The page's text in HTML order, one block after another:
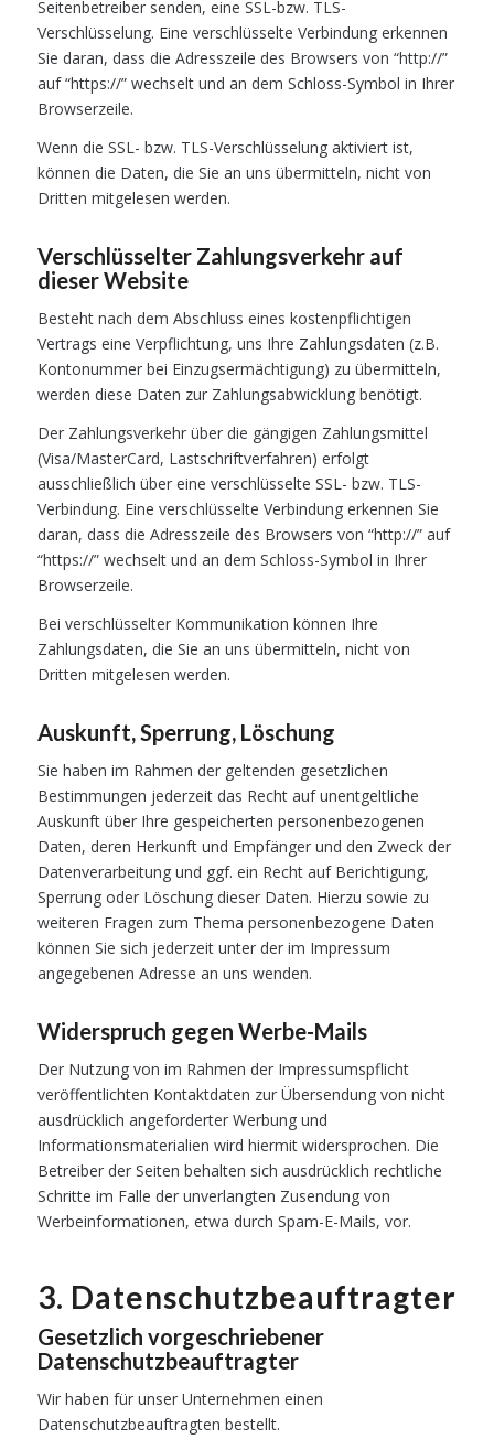
Seitenbetreiber senden, eine SSL-bzw. TLS-
Verschlüsselung. Eine verschlüsselte Verbindung erkennen
Sie daran, dass die Adresszeile des Browsers von “http://”
auf “https://” wechselt und an dem Schloss-Symbol in Ihrer
Browserzeile.
Wenn die SSL- bzw. TLS-Verschlüsselung aktiviert ist,
können die Daten, die Sie an uns übermitteln, nicht von
Dritten mitgelesen werden.
Verschlüsselter Zahlungsverkehr auf
dieser Website
Besteht nach dem Abschluss eines kostenpflichtigen
Vertrags eine Verpflichtung, uns Ihre Zahlungsdaten (z.B.
Kontonummer bei Einzugsermächtigung) zu übermitteln,
werden diese Daten zur Zahlungsabwicklung benötigt.
Der Zahlungsverkehr über die gängigen Zahlungsmittel
(Visa/MasterCard, Lastschriftverfahren) erfolgt
ausschließlich über eine verschlüsselte SSL- bzw. TLS-
Verbindung. Eine verschlüsselte Verbindung erkennen Sie
daran, dass die Adresszeile des Browsers von “http://” auf
“https://” wechselt und an dem Schloss-Symbol in Ihrer
Browserzeile.
Bei verschlüsselter Kommunikation können Ihre
Zahlungsdaten, die Sie an uns übermitteln, nicht von
Dritten mitgelesen werden.
Auskunft, Sperrung, Löschung
Sie haben im Rahmen der geltenden gesetzlichen
Bestimmungen jederzeit das Recht auf unentgeltliche
Auskunft über Ihre gespeicherten personenbezogenen
Daten, deren Herkunft und Empfänger und den Zweck der
Datenverarbeitung und ggf. ein Recht auf Berichtigung,
Sperrung oder Löschung dieser Daten. Hierzu sowie zu
weiteren Fragen zum Thema personenbezogene Daten
können Sie sich jederzeit unter der im Impressum
angegebenen Adresse an uns wenden.
Widerspruch gegen Werbe-Mails
Der Nutzung von im Rahmen der Impressumspflicht
veröffentlichten Kontaktdaten zur Übersendung von nicht
ausdrücklich angeforderter Werbung und
Informationsmaterialien wird hiermit widersprochen. Die
Betreiber der Seiten behalten sich ausdrücklich rechtliche
Schritte im Falle der unverlangten Zusendung von
Werbeinformationen, etwa durch Spam-E-Mails, vor.
3. Datenschutzbeauftragter
Gesetzlich vorgeschriebener
Datenschutzbeauftragter
Wir haben für unser Unternehmen einen
Datenschutzbeauftragten bestellt.